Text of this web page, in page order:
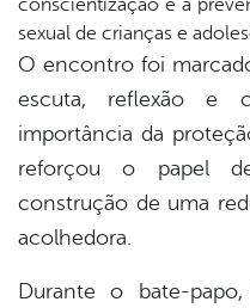
conscientização e a
sexual de crianças e
O encontro foi
escuta, reflexão e
importância da
reforçou o papel
construção de uma
acolhedora.
Durante o bate-